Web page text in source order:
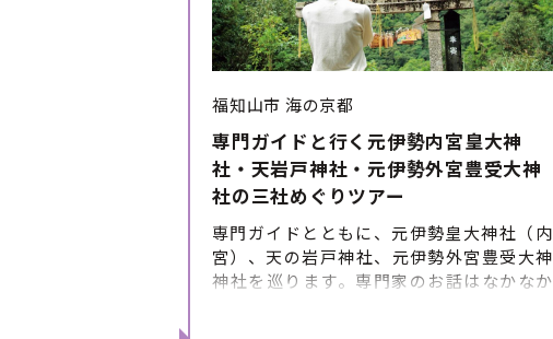
福知山市 海の京都
専門ガイドと行く元伊勢内宮皇大神
社・天岩戸神社・元伊勢外宮豊受大神
社の三社めぐりツアー
専門ガイドとともに、元伊勢皇大神社（内
宮）、天の岩戸神社、元伊勢外宮豊受大神
神社を巡ります。専門家のお話はなかなか